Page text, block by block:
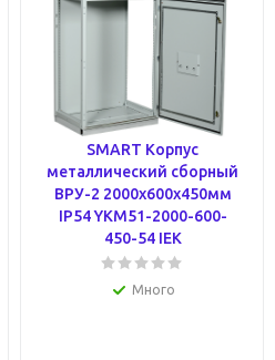
SMART Корпус
металлический сборный
ВРУ-2 2000х600х450мм
IP54 YKM51-2000-600-
450-54 IEK
Много